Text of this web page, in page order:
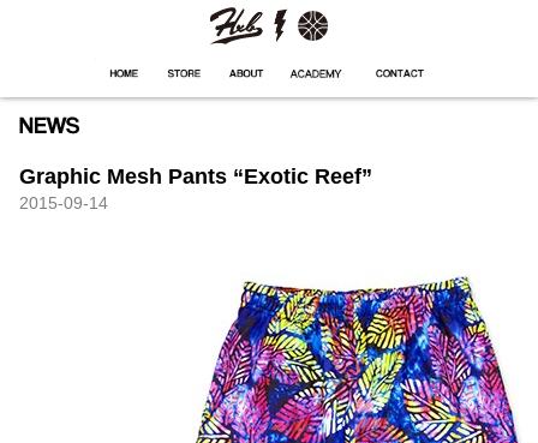
Graphic Mesh Pants “Exotic Reef”
2015-09-14